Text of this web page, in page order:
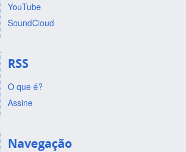
YouTube
SoundCloud
RSS
O que é?
Assine
Navegação